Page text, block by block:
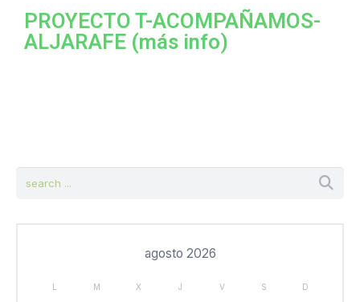
PROYECTO T-ACOMPAÑAMOS-
ALJARAFE (más info)
agosto 2026
L M X J V S D